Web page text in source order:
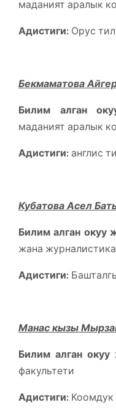
маданият аралык
Адистиги: Орус
Бекмаматова
Билим алган
маданият аралык
Адистиги: англис
Кубатова Асел
Билим алган окуу
жана
Адистиги:
Манас кызы
Билим алган
факультети
Адистиги: Коомдук